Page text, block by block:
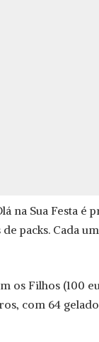
na Sua Festa é
packs. Cada
os Filhos (100
com 64